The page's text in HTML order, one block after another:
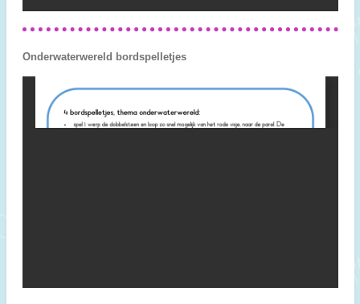
Onderwaterwereld bordspelletjes